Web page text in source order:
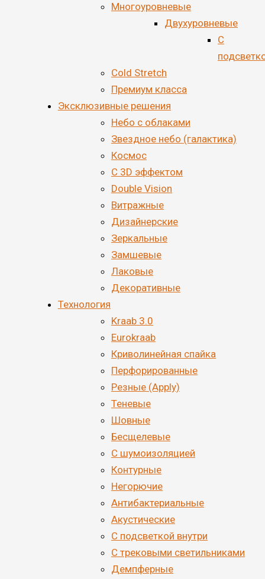
Многоуровневые
Двухуровневые
С
Cold Stretch
Премиум класса
Эксклюзивные решения
Небо с облаками
Звездное небо (галактика)
Космос
С 3D эффектом
Double Vision
Витражные
Дизайнерские
Зеркальные
Замшевые
Лаковые
Декоративные
Технология
Kraab 3.0
Eurokraab
Криволинейная спайка
Перфорированные
Резные (Apply)
Теневые
Шовные
Бесщелевые
С шумоизоляцией
Контурные
Негорючие
Антибактериальные
Акустические
С подсветкой внутри
С трековыми светильниками
Демпферные